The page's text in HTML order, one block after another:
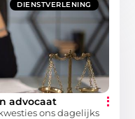
DIENSTVERLENING
advocaat
ons dagelijks